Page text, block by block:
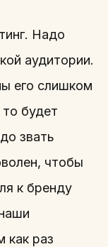
Надо
аудитории.
его слишком
будет
звать
чтобы
к бренду
как раз